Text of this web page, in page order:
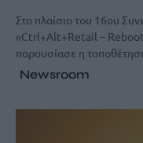
Στο πλαίσιο του 16ου
«Ctrl+Alt+Retail –
παρουσίασε η
Newsroom